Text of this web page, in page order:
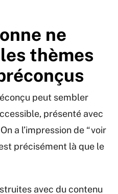
ne
thèmes
peut sembler
présenté avec
a l’impression de “voir
précisément là que le
avec du contenu